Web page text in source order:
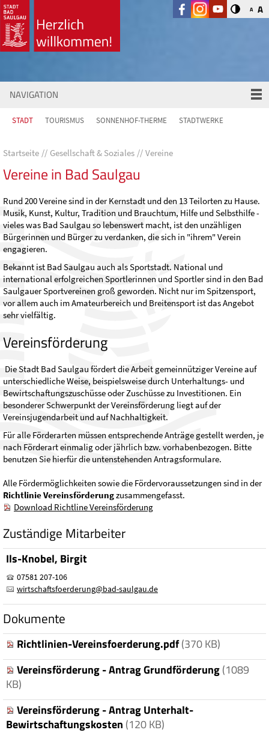
A A
NAVIGATION
STADT TOURISMUS SONNENHOF-THERME STADTWERKE
Startseite Gesellschaft & Soziales Vereine
Vereine in Bad Saulgau
Rund 200 Vereine sind in der Kernstadt und den 13 Teilorten zu Hause.
Musik, Kunst, Kultur, Tradition und Brauchtum, Hilfe und Selbsthilfe -
vieles was Bad Saulgau so lebenswert macht, ist den unzähligen
Bürgerinnen und Bürger zu verdanken, die sich in "ihrem" Verein
engagieren.
Bekannt ist Bad Saulgau auch als Sportstadt. National und
international erfolgreichen Sportlerinnen und Sportler sind in den Bad
Saulgauer Sportvereinen groß geworden. Nicht nur im Spitzensport,
vor allem auch im Amateurbereich und Breitensport ist das Angebot
sehr vielfältig.
Vereinsförderung
Die Stadt Bad Saulgau fördert die Arbeit gemeinnütziger Vereine auf
unterschiedliche Weise, beispielsweise durch Unterhaltungs- und
Bewirtschaftungszuschüsse oder Zuschüsse zu Investitionen. Ein
besonderer Schwerpunkt der Vereinsförderung liegt auf der
Vereinsjugendarbeit und auf Nachhaltigkeit.
Für alle Förderarten müssen entsprechende Anträge gestellt werden, je
nach Förderart einmalig oder jährlich bzw. vorhabenbezogen. Bitte
benutzen Sie hierfür die untenstehenden Antragsformulare.
Alle Fördermöglichkeiten sowie die Fördervoraussetzungen sind in der
Richtlinie Vereinsförderungzusammengefasst.
Download Richtline Vereinsförderung
Zuständige Mitarbeiter
Ils-Knobel, Birgit
07581 207-106
wirtschaftsfoerderung@bad-saulgau.de
Dokumente
Richtlinien-Vereinsfoerderung.pdf(370 KB)
Vereinsförderung - Antrag Grundförderung(1089
KB)
Vereinsförderung - Antrag Unterhalt-
Bewirtschaftungskosten (120 KB)